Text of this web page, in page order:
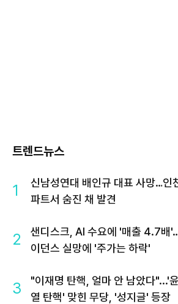
트렌드뉴스
1
신남성연대 배인규 대표 사망…인
파트서 숨진 채 발견
2
샌디스크, AI 수요에 '매출 4.7배
이던스 실망에 '주가는 하락'
3
"이재명 탄핵, 얼마 안 남았다"...'
열 탄핵' 맞힌 무당, '성지글' 등장